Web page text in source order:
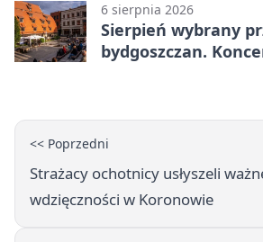
6 sierpnia 2026
Sierpień wybrany
bydgoszczan.
<< Poprzedni
Strażacy ochotnicy usłyszeli
wdzięczności w Koronowie